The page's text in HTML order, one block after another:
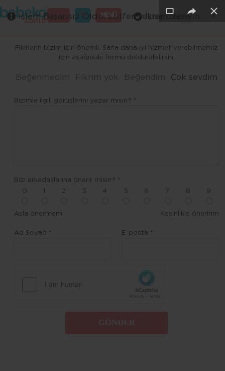
MENÜ
GİRİŞ
Fikirlerin bizim için önemli. Sana daha iyi hizmet verebilmemiz
için aşağıdaki formu doldurabilirsin.
Beğenmedim Fikrim yok Beğendim Çok sevdim
Bizimle ilgili görüşlerini yazar mısın? *
Bizi arkadaşlarına önerir misin? *
0
2 3 4 5 6 7 8 9
Asla önermem Kesinlikle öneririm
Ad Soyad * E-posta *
×
×
×
×
İşlem Başarılı ×
İşlem Başarısız Oldu. Lütfen tekrar deneyin ×